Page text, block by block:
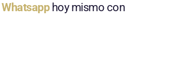
Whatsapphoy mismo con